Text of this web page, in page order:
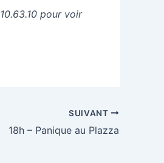
pour voir
SUIVANT
18h – Panique au Plazza